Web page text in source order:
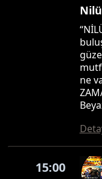
ne
15:00